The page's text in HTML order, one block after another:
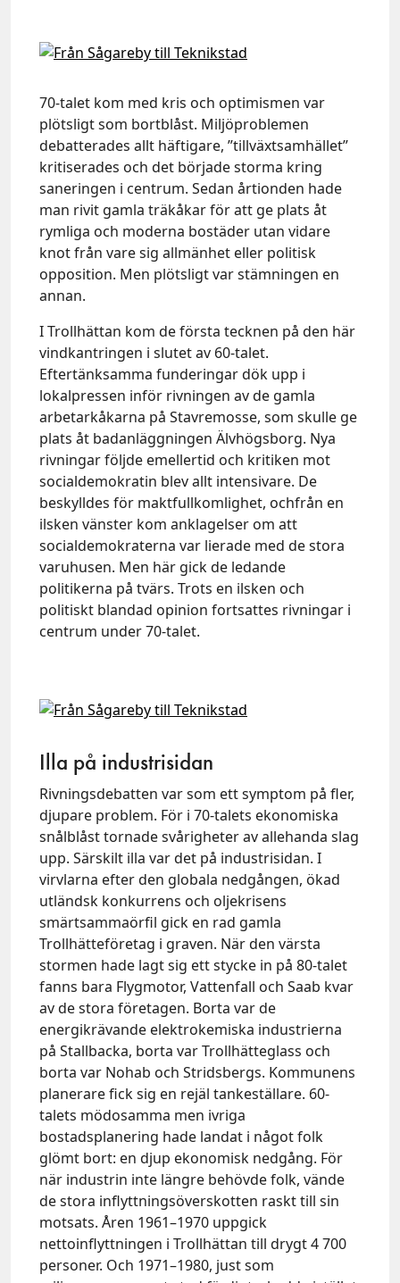
70-talet kom med kris och optimismen var
plötsligt som bortblåst. Miljöproblemen
debatterades allt häftigare, ”tillväxtsamhället”
kritiserades och det började storma kring
saneringen i centrum. Sedan årtionden hade
man rivit gamla träkåkar för att ge plats åt
rymliga och moderna bostäder utan vidare
knot från vare sig allmänhet eller politisk
opposition. Men plötsligt var stämningen en
annan.
I Trollhättan kom de första tecknen på den här
vindkantringen i slutet av 60-talet.
Eftertänksamma funderingar dök upp i
lokalpressen inför rivningen av de gamla
arbetarkåkarna på Stavremosse, som skulle ge
plats åt badanläggningen Älvhögsborg. Nya
rivningar följde emellertid och kritiken mot
socialdemokratin blev allt intensivare. De
beskylldes för maktfullkomlighet, ochfrån en
ilsken vänster kom anklagelser om att
socialdemokraterna var lierade med de stora
varuhusen. Men här gick de ledande
politikerna på tvärs. Trots en ilsken och
politiskt blandad opinion fortsattes rivningar i
centrum under 70-talet.
Illa på industrisidan
Rivningsdebatten var som ett symptom på fler,
djupare problem. För i 70-talets ekonomiska
snålblåst tornade svårigheter av allehanda slag
upp. Särskilt illa var det på industrisidan. I
virvlarna efter den globala nedgången, ökad
utländsk konkurrens och oljekrisens
smärtsammaörfil gick en rad gamla
Trollhätteföretag i graven. När den värsta
stormen hade lagt sig ett stycke in på 80-talet
fanns bara Flygmotor, Vattenfall och Saab kvar
av de stora företagen. Borta var de
energikrävande elektrokemiska industrierna
på Stallbacka, borta var Trollhätteglass och
borta var Nohab och Stridsbergs. Kommunens
planerare fick sig en rejäl tankeställare. 60-
talets mödosamma men ivriga
bostadsplanering hade landat i något folk
glömt bort: en djup ekonomisk nedgång. För
när industrin inte längre behövde folk, vände
de stora inflyttningsöverskotten raskt till sin
motsats. Åren 1961–1970 uppgick
nettoinflyttningen i Trollhättan till drygt 4 700
personer. Och 1971–1980, just som